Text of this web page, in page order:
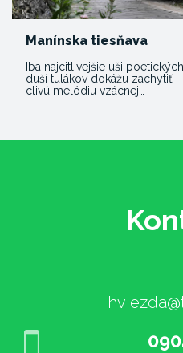
Manínska tiesňava
Iba najcitlivejšie uši poetických
duší tulákov dokážu zachytiť
clivú melódiu vzácnej…